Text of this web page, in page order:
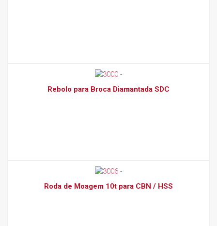
Rebolo para Broca Diamantada SDC
Roda de Moagem 10t para CBN / HSS